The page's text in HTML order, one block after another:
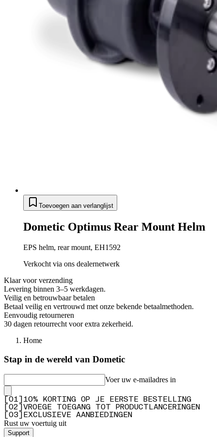
Toevoegen aan verlanglijst
Dometic Optimus Rear Mount Helm
EPS helm, rear mount, EH1592
Verkocht via ons dealernetwerk
Klaar voor verzending
Levering binnen 3–5 werkdagen.
Veilig en betrouwbaar betalen
Betaal veilig en vertrouwd met onze bekende betaalmethoden.
Eenvoudig retourneren
30 dagen retourrecht voor extra zekerheid.
Home
Stap in de wereld van Dometic
Voer uw e-mailadres in
01
10% KORTING OP JE EERSTE BESTELLING
02
VROEGE TOEGANG TOT PRODUCTLANCERINGEN
03 EXCLUSIEVE AANBIEDINGEN
Rust uw voertuig uit
Support